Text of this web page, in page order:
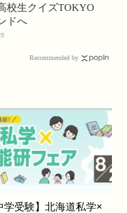
校生クイズTOKYO
ドへ
Recommended by
学受験】北海道私学×